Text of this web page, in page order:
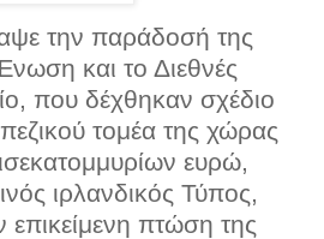
την παράδοσή της
και το Διεθνές
που δέχθηκαν σχέδιο
τομέα της χώρας
ευρώ,
ιρλανδικός Τύπος,
πτώση της